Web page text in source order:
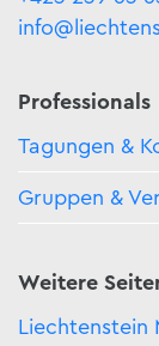
Professionals
Tagungen &
Gruppen &
Weitere
Liechtenstein